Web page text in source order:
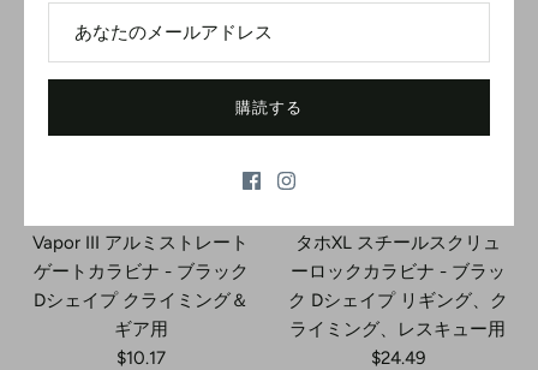
Vapor III アルミストレート
ゲートカラビナ - ブラック
Dシェイプ クライミング＆
ギア用
$10.17
タホXL スチールスクリュ
ーロックカラビナ - ブラッ
ク Dシェイプ リギング、ク
ライミング、レスキュー用
$24.49
購読する